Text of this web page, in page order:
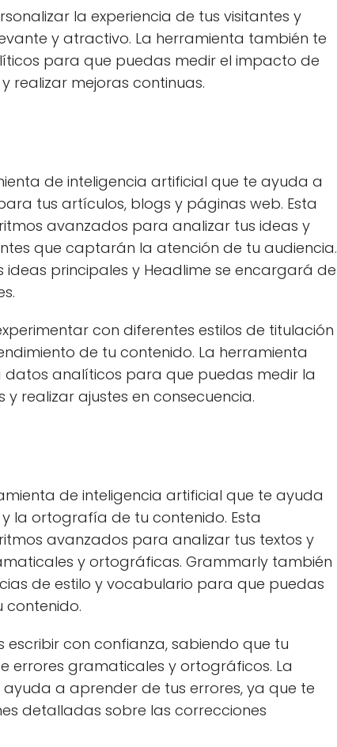
la experiencia de tus visitantes y
y atractivo. La herramienta también te
para que puedas medir el impacto de
realizar mejoras continuas.
de inteligencia artificial que te ayuda a
tus artículos, blogs y páginas web. Esta
avanzados para analizar tus ideas y
que captarán la atención de tu audiencia.
ideas principales y Headlime se encargará de
con diferentes estilos de titulación
de tu contenido. La herramienta
analíticos para que puedas medir la
realizar ajustes en consecuencia.
de inteligencia artificial que te ayuda
la ortografía de tu contenido. Esta
avanzados para analizar tus textos y
y ortográficas. Grammarly también
de estilo y vocabulario para que puedas
escribir con confianza, sabiendo que tu
errores gramaticales y ortográficos. La
a aprender de tus errores, ya que te
detalladas sobre las correcciones